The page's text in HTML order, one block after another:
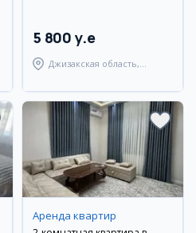
5 800 y.e
Джизакская область,
Аренда квартир